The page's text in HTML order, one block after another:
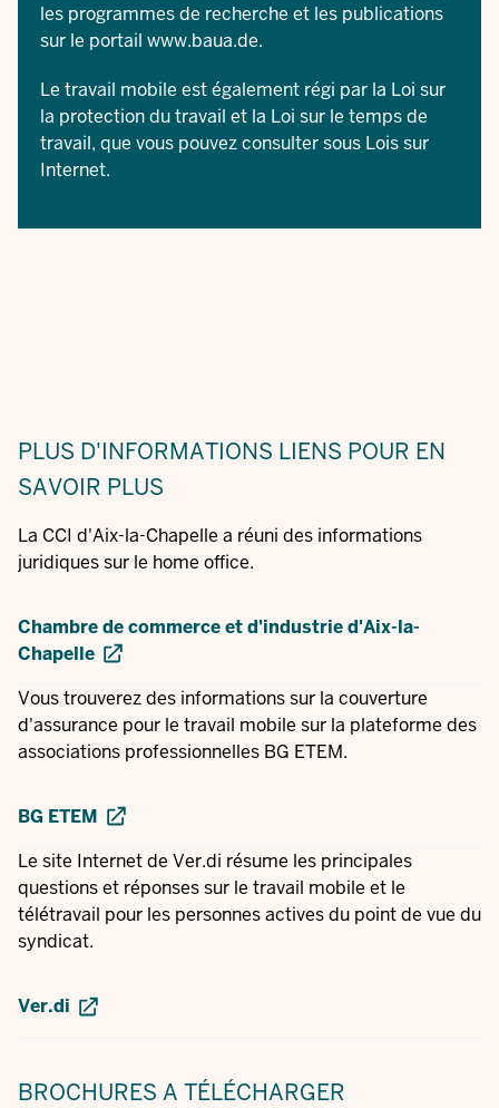
les programmes de recherche et les publications
sur le portail www.baua.de.
Le travail mobile est également régi par la Loi sur
la protection du travail et la Loi sur le temps de
travail, que vous pouvez consulter sous Lois sur
Internet.
PLUS D'INFORMATIONS LIENS POUR EN
SAVOIR PLUS
La CCI d'Aix-la-Chapelle a réuni des informations
juridiques sur le home office.
Chambre de commerce et d'industrie d'Aix-la-
Chapelle
Vous trouverez des informations sur la couverture
d'assurance pour le travail mobile sur la plateforme des
associations professionnelles BG ETEM.
BG ETEM
Le site Internet de Ver.di résume les principales
questions et réponses sur le travail mobile et le
télétravail pour les personnes actives du point de vue du
syndicat.
Ver.di
BROCHURES A TÉLÉCHARGER